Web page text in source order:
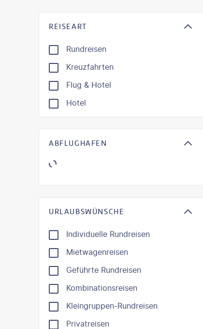
REISEART
Rundreisen
Kreuzfahrten
Flug & Hotel
Hotel
ABFLUGHAFEN
URLAUBSWÜNSCHE
Individuelle Rundreisen
Mietwagenreisen
Geführte Rundreisen
Kombinationsreisen
Kleingruppen-Rundreisen
Privatreisen